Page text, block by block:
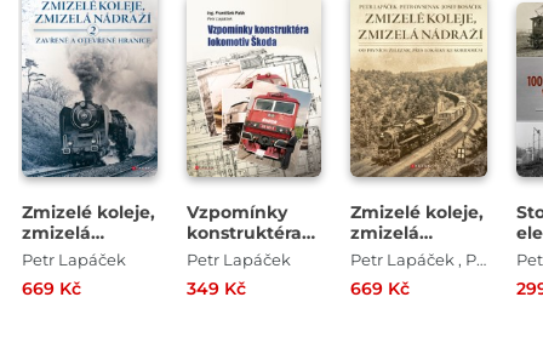
Zmizelé koleje,
zmizelá
nádraží 2
Petr Lapáček
669 Kč
Vzpomínky
konstruktéra
lokomotiv
Petr Lapáček
349 Kč
Zmizelé koleje,
zmizelá
nádraží
Petr Lapáček , Petr Ovsenák , Josef Bosáček
669 Kč